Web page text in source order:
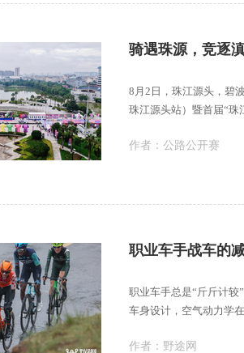
8月2日，珠江源头，碧
珠江源头站）暨首届“珠
作者： 公路公开赛
职业车手战车的
职业车手总是“斤斤计较
车身设计，空气动力学
作者： 野途网